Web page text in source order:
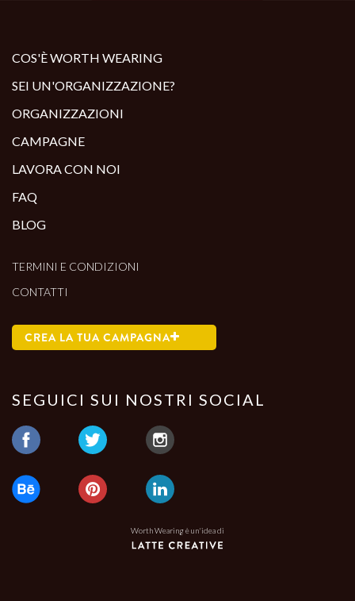
COS'È WORTH WEARING
SEI UN'ORGANIZZAZIONE?
ORGANIZZAZIONI
CAMPAGNE
LAVORA CON NOI
FAQ
BLOG
TERMINI E CONDIZIONI
CONTATTI
CREA LA TUA CAMPAGNA
SEGUICI SUI NOSTRI SOCIAL
Worth Wearing è un'idea di